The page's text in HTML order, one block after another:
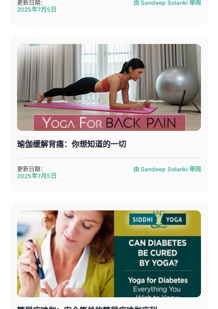
更新日期：
2025年7月5日
由 Sandeep Solanki 审阅
瑜伽缓解背痛：你想知道的一切
更新日期：
2025年7月5日
由 Sandeep Solanki 审阅